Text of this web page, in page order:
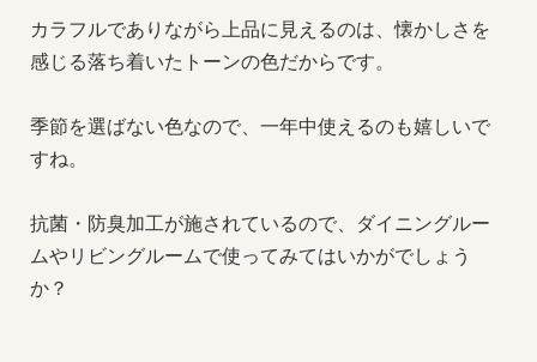
カラフルでありながら上品に見えるのは、懐かしさを
感じる落ち着いたトーンの色だからです。
季節を選ばない色なので、一年中使えるのも嬉しいで
すね。
抗菌・防臭加工が施されているので、ダイニングルー
ムやリビングルームで使ってみてはいかがでしょう
か？